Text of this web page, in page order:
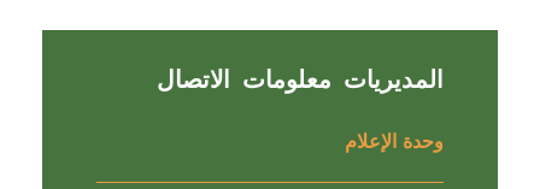
المديريات معلومات الاتصال
وحدة الإعلام